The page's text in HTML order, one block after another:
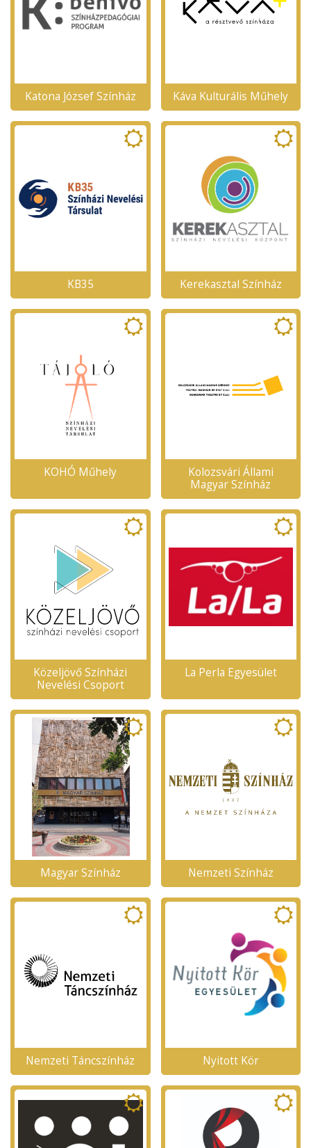
Katona József Színház Káva Kulturális Műhely
KB35 Kerekasztal Színház
KOHÓ Műhely
Kolozsvári Állami
Magyar Színház
Közeljövő Színházi
Nevelési Csoport
La Perla Egyesület
Magyar Színház Nemzeti Színház
Nemzeti Táncszínház Nyitott Kör